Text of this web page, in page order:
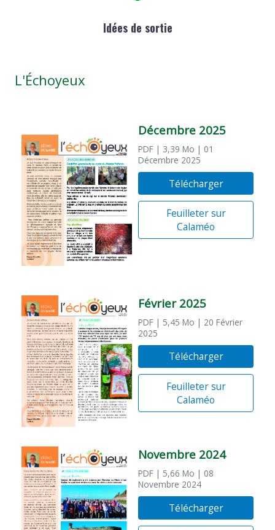
Idées de sortie
L'Échoyeux
Décembre 2025
PDF | 3,39 Mo | 01
Décembre 2025
Télécharger
Feuilleter sur
Calaméo
Février 2025
PDF | 5,45 Mo | 20 Février
2025
Télécharger
Feuilleter sur
Calaméo
Novembre 2024
PDF | 5,66 Mo | 08
Novembre 2024
Télécharger